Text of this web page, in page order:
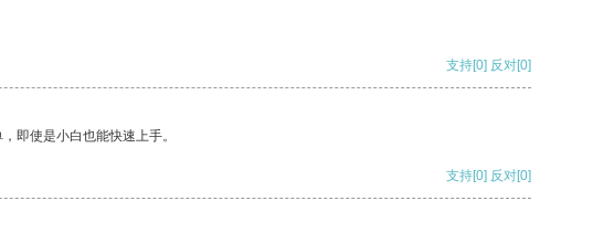
支持[0] 反对[0]
即使是小白也能快速上手。
支持[0] 反对[0]